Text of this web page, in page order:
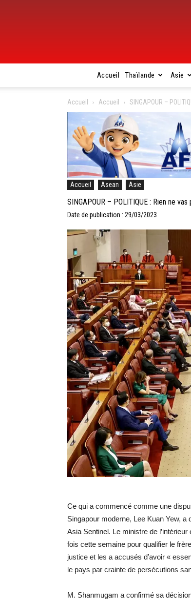
Accueil Thaïlande Asie
Accueil Accueil SINGAPOUR –
Accueil Asean Asie
SINGAPOUR – POLITIQUE : Rien ne
Date de publication : 29/03/2023
Ce qui a commencé comme une
Singapour moderne, Lee Kuan Yew, a
Asia Sentinel. Le ministre de
fois cette semaine pour qualifier le
justice et les a accusés d’avoir «
le pays par crainte de persécutions
M. Shanmugam a confirmé sa